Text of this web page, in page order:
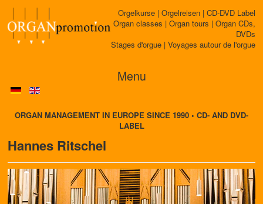
Orgelkurse | Orgelreisen | CD-DVD Label
Organ classes | Organ tours | Organ CDs,
DVDs
Stages d'orgue | Voyages autour de l'orgue
Menu
ORGAN MANAGEMENT IN EUROPE SINCE 1990 • CD- AND DVD-
LABEL
Hannes Ritschel